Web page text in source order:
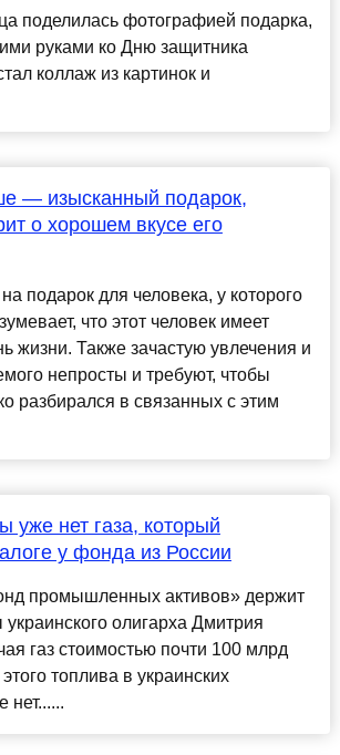
поделилась фотографией подарка,
руками ко Дню защитника
коллаж из картинок и
— изысканный подарок,
о хорошем вкусе его
подарок для человека, у которого
что этот человек имеет
жизни. Также зачастую увлечения и
непросты и требуют, чтобы
разбирался в связанных с этим
уже нет газа, который
у фонда из России
промышленных активов» держит
украинского олигарха Дмитрия
газ стоимостью почти 100 млрд
топлива в украинских
нет......